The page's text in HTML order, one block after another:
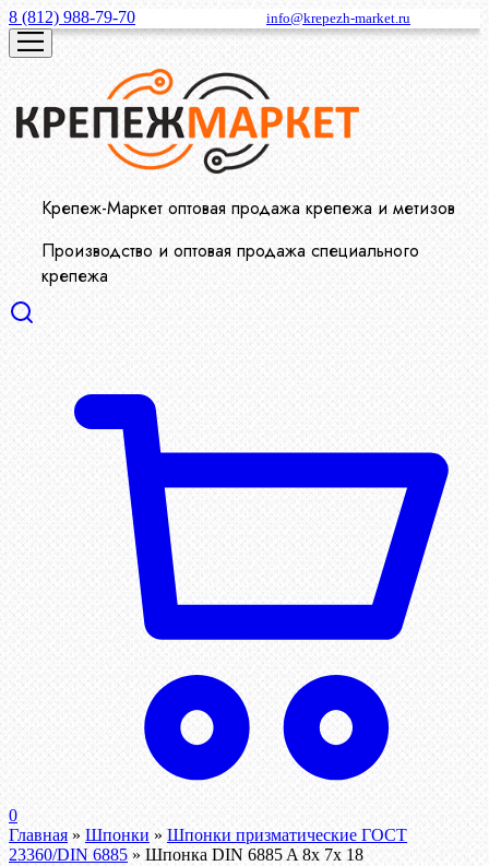
8 (812) 988-79-70 info@krepezh-market.ru
Крепеж-Маркет оптовая продажа крепежа и метизов
Производство и оптовая продажа специального
крепежа
0
Главная » Шпонки » Шпонки призматические ГОСТ
23360/DIN 6885 » Шпонка DIN 6885 A 8x 7x 18